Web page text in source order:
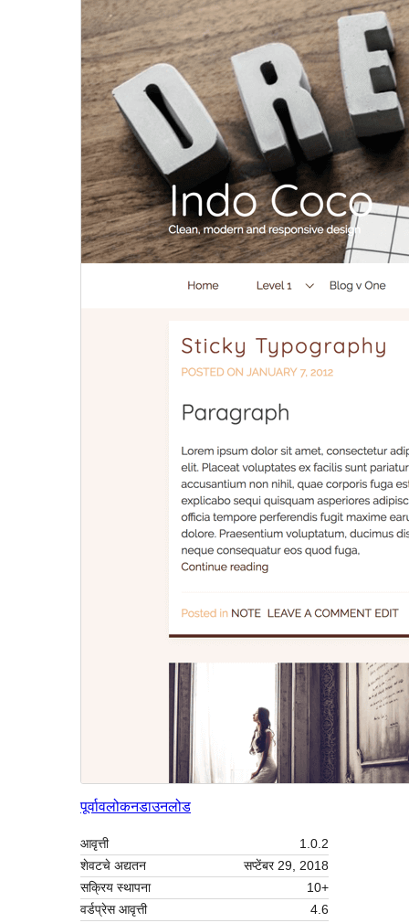
पूर्वावलोकनडाउनलोड
आवृत्ती
1.0.2
शेवटचे अद्यतन
सप्टेंबर 29, 2018
सक्रिय स्थापना
10+
वर्डप्रेस आवृत्ती
4.6